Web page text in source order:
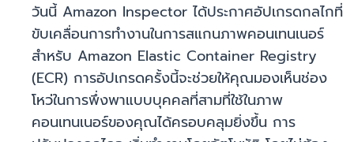
วันนี้ Amazon Inspector ได้ประกาศอัปเกรดกลไกที่
ขับเคลื่อนการทำงานในการสแกนภาพคอนเทนเนอร์
สำหรับ Amazon Elastic Container Registry
(ECR) การอัปเกรดครั้งนี้จะช่วยให้คุณมองเห็นช่อง
โหว่ในการพึ่งพาแบบบุคคลที่สามที่ใช้ในภาพ
คอนเทนเนอร์ของคุณได้ครอบคลุมยิ่งขึ้น การ